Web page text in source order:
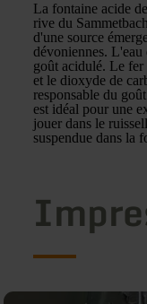
La fontaine acide
rive du
d'une source
dévoniennes. L'eau
goût acidulé. Le fer
et le dioxyde de
responsable du
est idéal pour une
jouer dans le
suspendue dans la